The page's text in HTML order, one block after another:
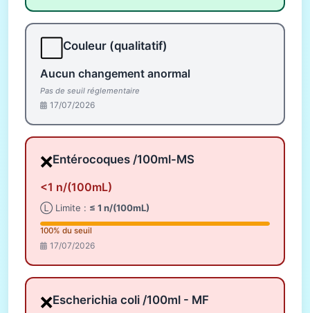
Couleur (qualitatif)
Aucun changement anormal
Pas de seuil réglementaire
17/07/2026
❌Entérocoques /100ml-MS
<1 n/(100mL)
Ⓛ Limite : ≤ 1 n/(100mL)
100% du seuil
17/07/2026
❌Escherichia coli /100ml - MF